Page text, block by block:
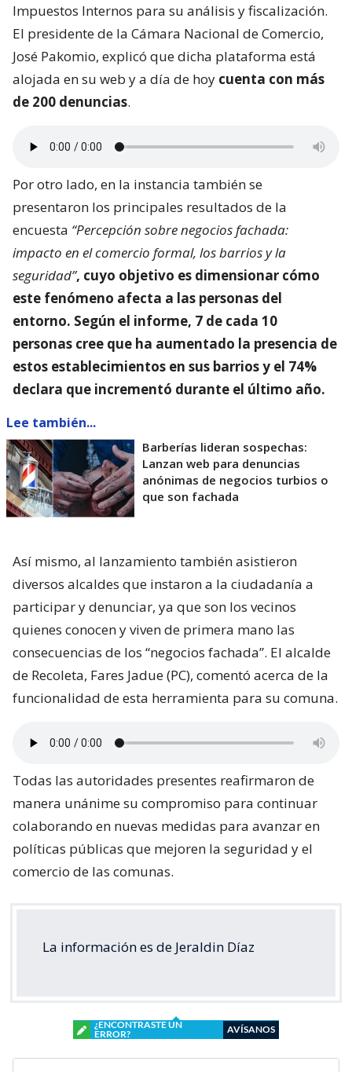
Impuestos Internos para su análisis y fiscalización.
El presidente de la Cámara Nacional de Comercio,
José Pakomio, explicó que dicha plataforma está
alojada en su web y a día de hoy cuenta con más
de 200 denuncias.
Por otro lado, en la instancia también se
presentaron los principales resultados de la
encuesta “Percepción sobre negocios fachada:
impacto en el comercio formal, los barrios y la
seguridad”, cuyo objetivo es dimensionar cómo
este fenómeno afecta a las personas del
entorno. Según el informe, 7 de cada 10
personas cree que ha aumentado la presencia de
estos establecimientos en sus barrios y el 74%
declara que incrementó durante el último año.
Lee también...
Barberías lideran sospechas:
Lanzan web para denuncias
anónimas de negocios turbios o
que son fachada
Así mismo, al lanzamiento también asistieron
diversos alcaldes que instaron a la ciudadanía a
participar y denunciar, ya que son los vecinos
quienes conocen y viven de primera mano las
consecuencias de los “negocios fachada”. El alcalde
de Recoleta, Fares Jadue (PC), comentó acerca de la
funcionalidad de esta herramienta para su comuna.
Todas las autoridades presentes reafirmaron de
manera unánime su compromiso para continuar
colaborando en nuevas medidas para avanzar en
políticas públicas que mejoren la seguridad y el
comercio de las comunas.
La información es de Jeraldin Díaz
¿ENCONTRASTE UN
ERROR?
AVÍSANOS